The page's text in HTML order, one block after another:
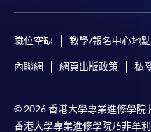
職位空缺 教學/報名中心地點
內聯網 網頁出版政策 私
© 2026 香港大學專業進修學院
香港大學專業進修學院乃非牟